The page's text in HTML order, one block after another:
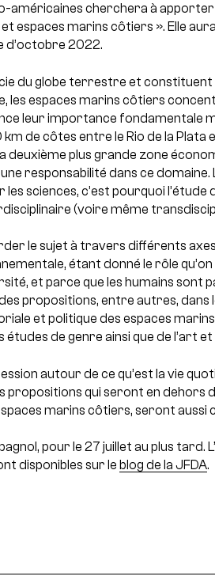
cherchera à apporter
espaces marins côtiers ». Elle
d’octobre 2022.
du globe terrestre et
les espaces marins côtiers
leur importance fondamentale
de côtes entre le Rio de la Plata
deuxième plus grande zone
responsabilité dans ce
sciences, c’est pourquoi l’étude
(voire même
le sujet à travers différents
étant donné le rôle qu’on
et parce que les humains sont
propositions, entre autres, dans
et politique des espaces
de genre ainsi que de l’art
autour de ce qu’est la vie
propositions qui seront en dehors
marins côtiers, seront aussi
pour le 27 juillet au plus tard.
disponibles sur le blog de la JFDA.